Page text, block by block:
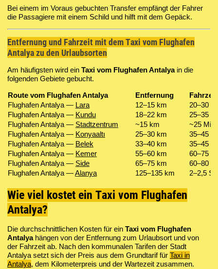
Bei einem im Voraus gebuchten Transfer empfängt der Fahrer
die Passagiere mit einem Schild und hilft mit dem Gepäck.
Entfernung und Fahrzeit mit dem Taxi vom Flughafen
Antalya zu den Urlaubsorten
Am häufigsten wird ein Taxi vom Flughafen Antalyain die
folgenden Gebiete gebucht.
Route vom Flughafen Antalya
Entfernung
Fahrzeit
Flughafen Antalya — Lara 12–15 km
20–30
Flughafen Antalya — Kundu 18–22 km
25–35
Flughafen Antalya — Stadtzentrum ~15 km
~25 Min
Flughafen Antalya — Konyaaltı 25–30 km
35–45
Flughafen Antalya — Belek 33–40 km
35–45
Flughafen Antalya — Kemer 55–60 km
60–75
Flughafen Antalya — Side 65–75 km
60–80
Flughafen Antalya —Alanya 125–135 km 2–2,5
Wie viel kostet ein Taxi vom Flughafen
Antalya?
Die durchschnittlichen Kosten für ein Taxi vom Flughafen
Antalyahängen von der Entfernung zum Urlaubsort und von
der Fahrzeit ab. Nach den kommunalen Tarifen der Stadt
Antalya setzt sich der Preis aus dem Grundtarif für Taxi in
Antalya, dem Kilometerpreis und der Wartezeit zusammen.